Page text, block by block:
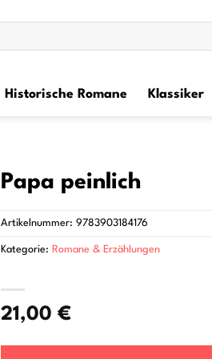
Historische Romane Klassiker
Papa peinlich
21,00€
Artikelnummer:9783903184176
Kategorie: Romane & Erzählungen